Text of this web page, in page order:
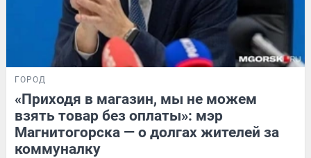
ГОРОД
«Приходя в магазин, мы не можем
взять товар без оплаты»: мэр
Магнитогорска — о долгах жителей за
коммуналку